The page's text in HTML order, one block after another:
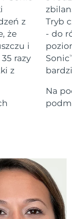
z
że
i
razy
z
Tryb
- do
Sonic
Na
Gel8/15/26
czas dostawy
8/11/26
czas dostawy
8/12/26
czas dostawy
czas dostawy
8/11/26
czas dostawy
8/13/26